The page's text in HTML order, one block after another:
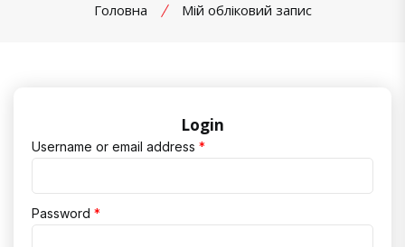
Головна Мій обліковий запис
Login
Username or email address *
Password *